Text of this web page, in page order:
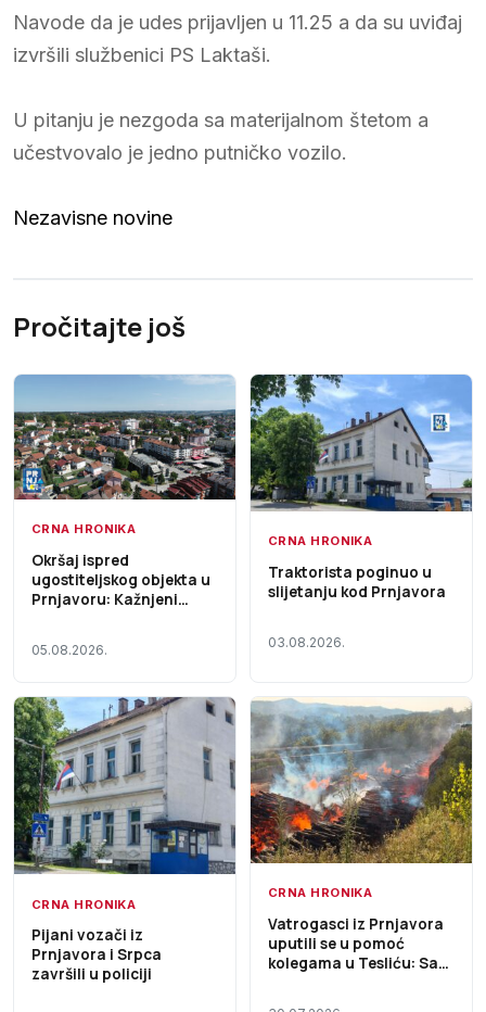
Navode da je udes prijavljen u 11.25 a da su uviđaj
izvršili službenici PS Laktaši.
U pitanju je nezgoda sa materijalnom štetom a
učestvovalo je jedno putničko vozilo.
Nezavisne novine
Pročitajte još
CRNA HRONIKA
Okršaj ispred
ugostiteljskog objekta u
Prnjavoru: Kažnjeni
05.08.2026.
CRNA HRONIKA
Traktorista poginuo u
slijetanju kod Prnjavora
03.08.2026.
CRNA HRONIKA
Pijani vozači iz
Prnjavora i Srpca
završili u policiji
CRNA HRONIKA
Vatrogasci iz Prnjavora
uputili se u pomoć
kolegama u Tesliću: Sa